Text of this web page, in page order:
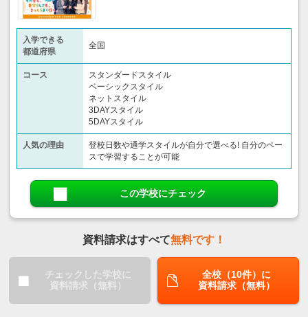
入学できる
都道府県
全国
コース
スタンダードスタイル
ベーシックスタイル
ネットスタイル
3DAYスタイル
5DAYスタイル
人気の理由
登校日数や通学スタイルが自分で選べる! 自分のペー
スで学習することが可能
この学校にチェック
資料請求はすべて無料です！
チェックした学校に
資料請求（無料）
全校（10件）に
資料請求（無料）